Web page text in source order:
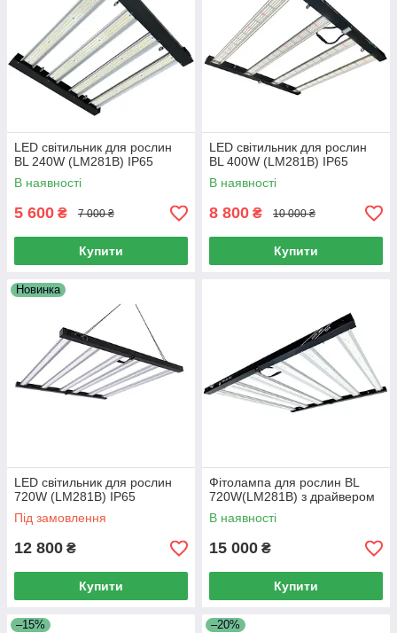
LED світильник для рослин
BL 240W (LM281B) IP65
В наявності
5 600 ₴ 7 000 ₴
Купити
LED світильник для рослин
BL 400W (LM281B) IP65
В наявності
8 800 ₴ 10 000 ₴
Купити
Новинка
LED світильник для рослин
720W (LM281B) IP65
Під замовлення
12 800 ₴
Купити
Фітолампа для рослин BL
720W(LM281B) з драйвером
В наявності
15 000 ₴
Купити
–15% –20%